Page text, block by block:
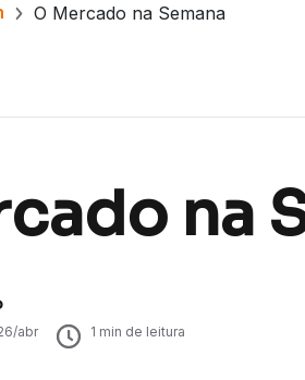
O Mercado na Semana
na
abr 1 min de leitura